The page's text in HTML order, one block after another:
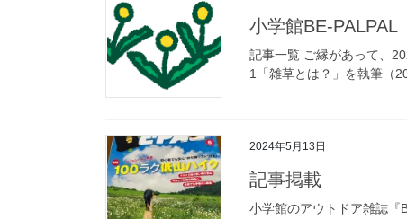
小学館BE-
記事一覧 ご縁があって、
1「雑草とは？」を執筆（
2024年5月13日
記事掲載
小学館のアウトドア雑誌『